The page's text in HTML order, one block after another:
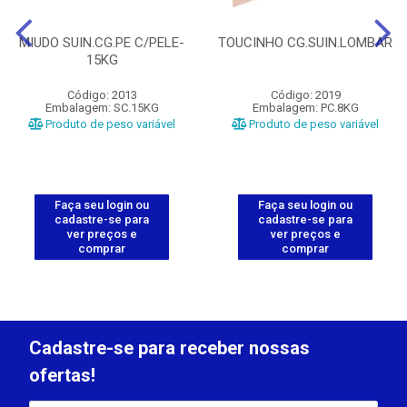
MIUDO SUIN.CG.PE C/PELE-
15KG
Código: 2013
Embalagem: SC.15KG
Produto de peso variável
Faça seu login ou
cadastre-se para
ver preços e
comprar
TOUCINHO CG.SUIN.LOMBAR
Código: 2019
Embalagem: PC.8KG
Produto de peso variável
Faça seu login ou
cadastre-se para
ver preços e
comprar
Cadastre-se para receber nossas
ofertas!